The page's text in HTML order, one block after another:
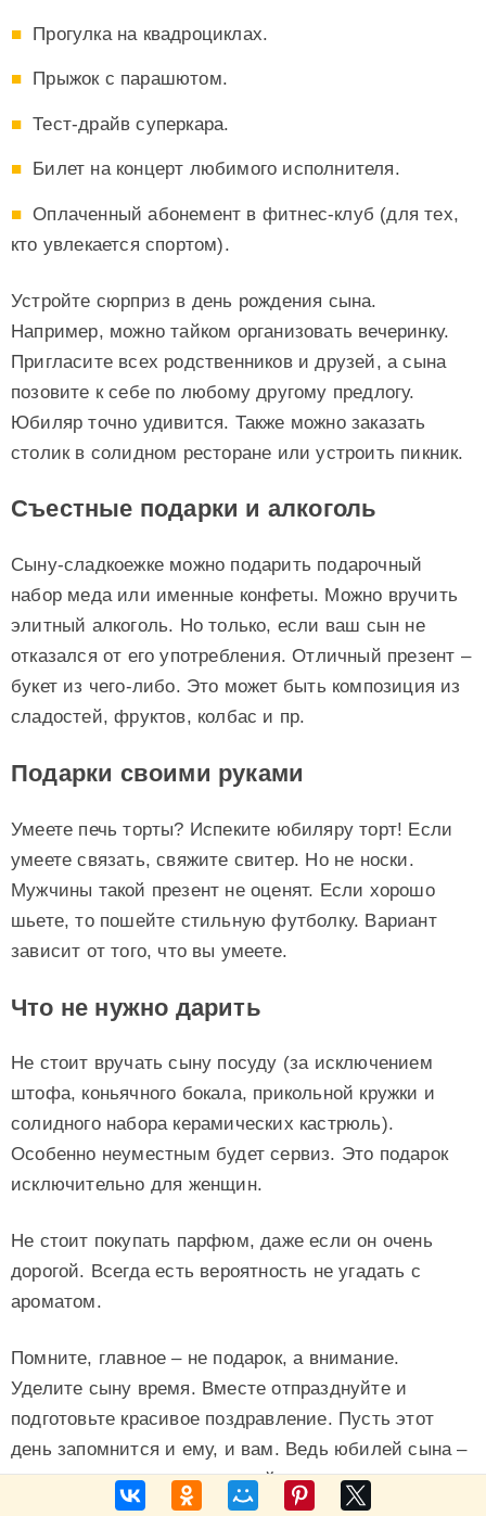
Прогулка на квадроциклах.
Прыжок с парашютом.
Тест-драйв суперкара.
Билет на концерт любимого исполнителя.
Оплаченный абонемент в фитнес-клуб (для тех,
кто увлекается спортом).
Устройте сюрприз в день рождения сына.
Например, можно тайком организовать вечеринку.
Пригласите всех родственников и друзей, а сына
позовите к себе по любому другому предлогу.
Юбиляр точно удивится. Также можно заказать
столик в солидном ресторане или устроить пикник.
Съестные подарки и алкоголь
Сыну-сладкоежке можно подарить подарочный
набор меда или именные конфеты. Можно вручить
элитный алкоголь. Но только, если ваш сын не
отказался от его употребления. Отличный презент –
букет из чего-либо. Это может быть композиция из
сладостей, фруктов, колбас и пр.
Подарки своими руками
Умеете печь торты? Испеките юбиляру торт! Если
умеете связать, свяжите свитер. Но не носки.
Мужчины такой презент не оценят. Если хорошо
шьете, то пошейте стильную футболку. Вариант
зависит от того, что вы умеете.
Что не нужно дарить
Не стоит вручать сыну посуду (за исключением
штофа, коньячного бокала, прикольной кружки и
солидного набора керамических кастрюль).
Особенно неуместным будет сервиз. Это подарок
исключительно для женщин.
Не стоит покупать парфюм, даже если он очень
дорогой. Всегда есть вероятность не угадать с
ароматом.
Помните, главное – не подарок, а внимание.
Уделите сыну время. Вместе отпразднуйте и
подготовьте красивое поздравление. Пусть этот
день запомнится и ему, и вам. Ведь юбилей сына –
это праздник и для родителей.